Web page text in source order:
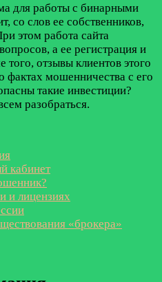
для работы с бинарными
со слов ее собственников,
этом работа сайта
а ее регистрация и
отзывы клиентов этого
фактах мошенничества с его
такие инвестиции?
разобраться.
кабинет
и лицензиях
«брокера»